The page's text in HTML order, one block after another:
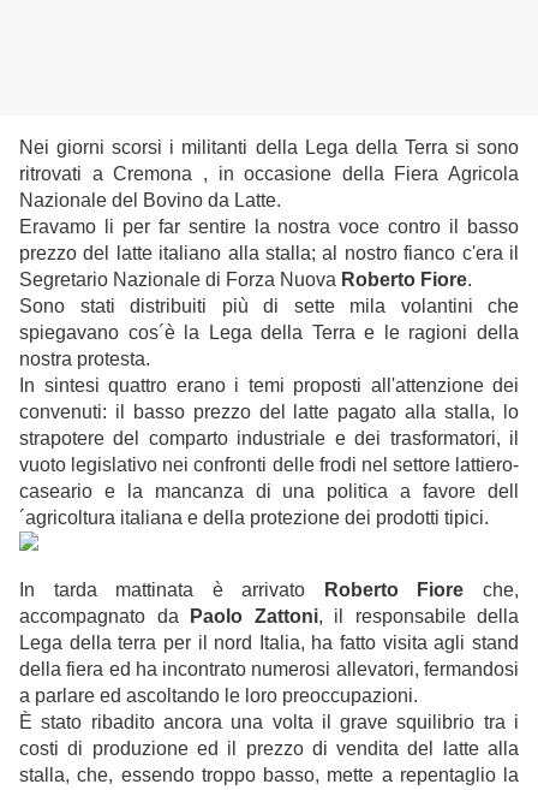
Nei giorni scorsi i militanti della Lega della Terra si sono
ritrovati a Cremona , in occasione della Fiera Agricola
Nazionale del Bovino da Latte.
Eravamo li per far sentire la nostra voce contro il basso
prezzo del latte italiano alla stalla; al nostro fianco c'era il
Segretario Nazionale di Forza Nuova Roberto Fiore.
Sono stati distribuiti più di sette mila volantini che
spiegavano cos´è la Lega della Terra e le ragioni della
nostra protesta.
In sintesi quattro erano i temi proposti all'attenzione dei
convenuti: il basso prezzo del latte pagato alla stalla, lo
strapotere del comparto industriale e dei trasformatori, il
vuoto legislativo nei confronti delle frodi nel settore lattiero-
caseario e la mancanza di una politica a favore dell
´agricoltura italiana e della protezione dei prodotti tipici.
In tarda mattinata è arrivato Roberto Fiore che,
accompagnato da
Paolo Zattoni, il responsabile della
Lega della terra per il nord Italia, ha fatto visita agli stand
della fiera ed ha incontrato numerosi allevatori, fermandosi
a parlare ed ascoltando le loro preoccupazioni.
È stato ribadito ancora una volta il grave squilibrio tra i
costi di produzione ed il prezzo di vendita del latte alla
stalla, che, essendo troppo basso, mette a repentaglio la